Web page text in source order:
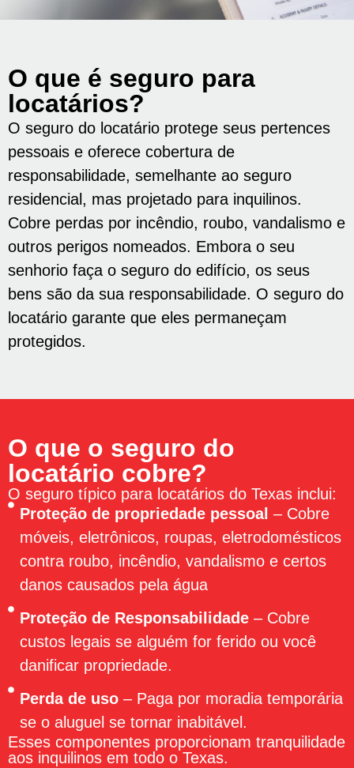
O que é seguro para
locatários?
O seguro do locatário protege seus pertences
pessoais e oferece cobertura de
responsabilidade, semelhante ao seguro
residencial, mas projetado para inquilinos.
Cobre perdas por incêndio, roubo, vandalismo e
outros perigos nomeados. Embora o seu
senhorio faça o seguro do edifício, os seus
bens são da sua responsabilidade. O seguro do
locatário garante que eles permaneçam
protegidos.
O que o seguro do
locatário cobre?
O seguro típico para locatários do Texas inclui:
Proteção de propriedade pessoal – Cobre
móveis, eletrônicos, roupas, eletrodomésticos
contra roubo, incêndio, vandalismo e certos
danos causados ​​pela água
Proteção de Responsabilidade – Cobre
custos legais se alguém for ferido ou você
danificar propriedade.
Perda de uso – Paga por moradia temporária
se o aluguel se tornar inabitável.
Esses componentes proporcionam tranquilidade
aos inquilinos em todo o Texas.